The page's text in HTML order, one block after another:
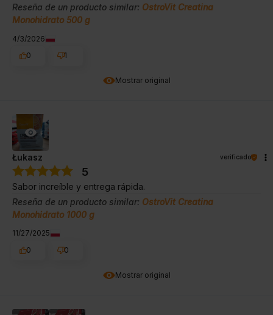
Mostrar original
Reseña de un producto similar: OstroVit Creatina
Monohidrato 500 g
4/3/2026
0
1
Mostrar original
Łukasz verificado
5
Sabor increíble y entrega rápida.
Reseña de un producto similar: OstroVit Creatina
Monohidrato 1000 g
11/27/2025
0
0